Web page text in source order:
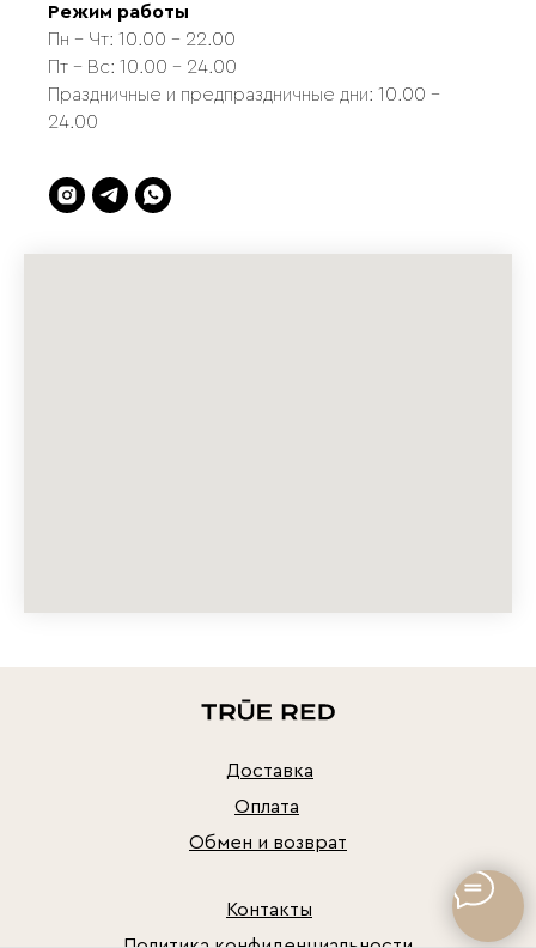
Режим работы
Пн - Чт: 10.00 - 22.00
Пт - Вс: 10.00 - 24.00
Праздничные и предпраздничные дни: 10.00 -
24.00
Доставка
Оплата
Контакты
Обмен и возврат